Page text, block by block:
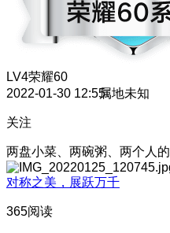
LV4荣耀60
2022-01-30 12:55属地未知
关注
两盘小菜、两碗粥、两个人
对称之美，展跃万千
365阅读